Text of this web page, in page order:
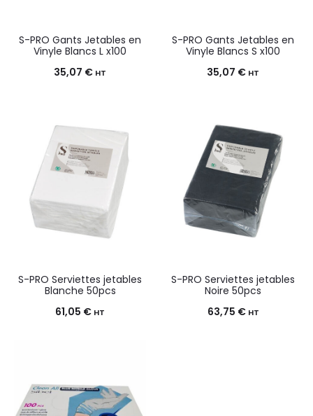
S-PRO Gants Jetables en
Vinyle Blancs L x100
35,07 € HT
S-PRO Gants Jetables en
Vinyle Blancs S x100
35,07 € HT
S-PRO Serviettes jetables
Blanche 50pcs
61,05 € HT
S-PRO Serviettes jetables
Noire 50pcs
63,75 € HT